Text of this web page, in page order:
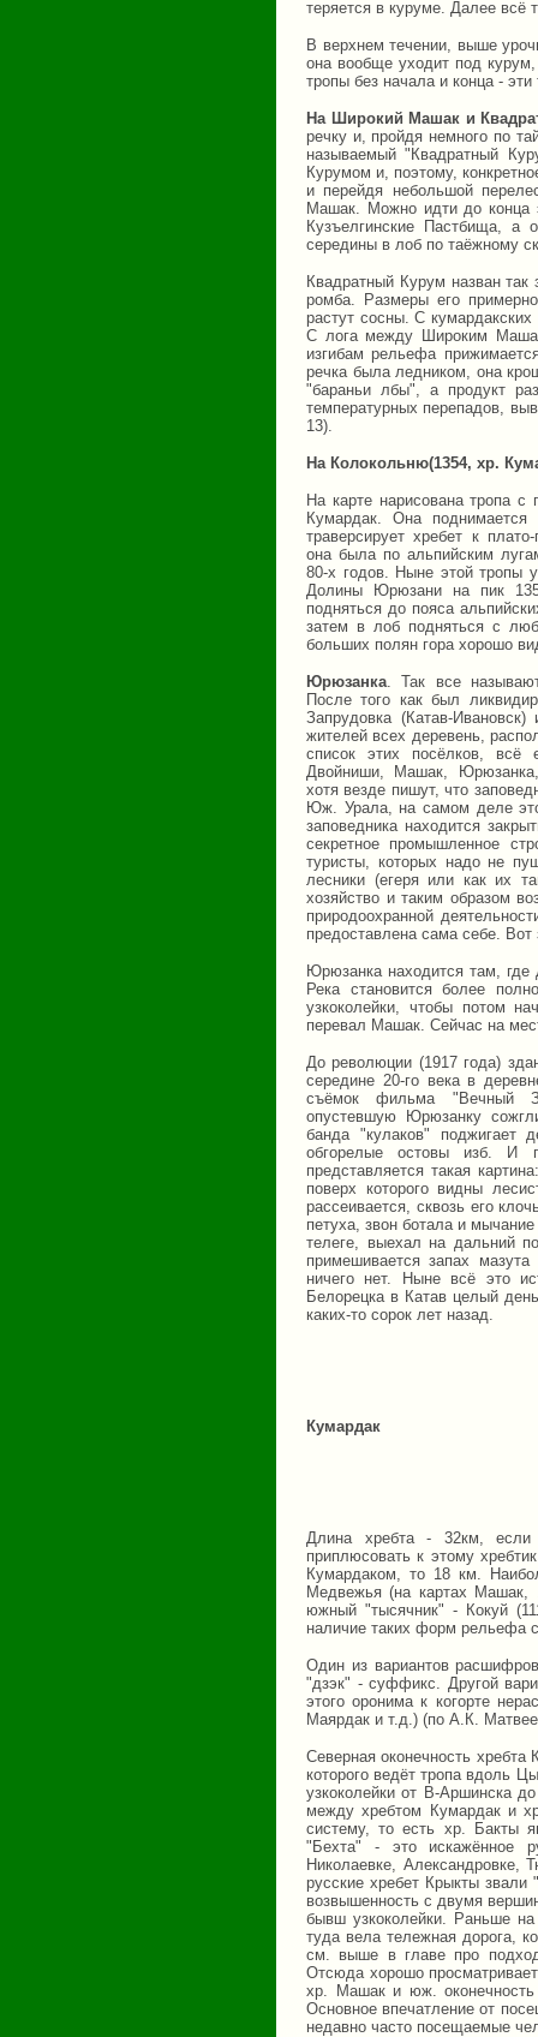
теряется в куруме. Далее всё
В верхнем течении, выше
она вообще уходит под
тропы без начала и конца -
На Широкий Машак и
речку и, пройдя немного по
называемый "Квадратный
Курумом и, поэтому,
и перейдя небольшой
Машак. Можно идти до конца
Кузъелгинские Пастбища,
середины в лоб по таёжному
Квадратный Курум назван
ромба. Размеры его
растут сосны. С
С лога между Широким
изгибам рельефа
речка была ледником, она
"бараньи лбы", а продукт
температурных перепадов,
13).
На Колокольню(1354, хр.
На карте нарисована тропа
Кумардак. Она
траверсирует хребет к
она была по альпийским
80-х годов. Ныне этой тропы
Долины Юрюзани на пик
подняться до пояса
затем в лоб подняться с
больших полян гора хорошо
Юрюзанка . Так все
После того как был
Запрудовка (Катав-
жителей всех деревень,
список этих посёлков, всё
Двойниши, Машак,
хотя везде пишут, что
Юж. Урала, на самом деле
заповедника находится
секретное промышленное
туристы, которых надо не
лесники (егеря или как их
хозяйство и таким образом
природоохранной
предоставлена сама себе. Вот
Юрюзанка находится там,
Река становится более
узкоколейки, чтобы потом
перевал Машак. Сейчас на
До революции (1917 года)
середине 20-го века в
съёмок фильма "Вечный
опустевшую Юрюзанку
банда "кулаков" поджигает
обгорелые остовы изб. И
представляется такая
поверх которого видны
рассеивается, сквозь его
петуха, звон ботала и
телеге, выехал на дальний
примешивается запах
ничего нет. Ныне всё это
Белорецка в Катав целый
каких-то сорок лет назад.
Кумардак
Длина хребта - 32км, если
приплюсовать к этому
Кумардаком, то 18 км.
Медвежья (на картах
южный "тысячник" - Кокуй
наличие таких форм рельефа
Один из вариантов
"дзэк" - суффикс. Другой
этого оронима к когорте
Маярдак и т.д.) (по А.К.
Северная оконечность
которого ведёт тропа вдоль
узкоколейки от В-Аршинска
между хребтом Кумардак и
систему, то есть хр. Бакты
"Бехта" - это искажённое
Николаевке, Александровке,
русские хребет Крыкты
возвышенность с двумя
бывш узкоколейки. Раньше
туда вела тележная дорога,
см. выше в главе про
Отсюда хорошо
хр. Машак и юж. оконечность
Основное впечатление от
недавно часто посещаемые